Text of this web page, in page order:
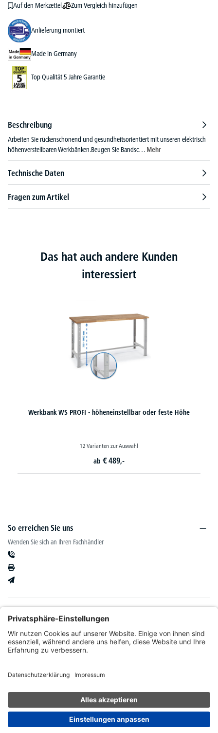
Auf den Merkzettel Zum Vergleich hinzufügen
Anlieferung montiert
Made in Germany
Top Qualität 5 Jahre Garantie
Beschreibung
Arbeiten Sie rückenschonend und gesundheitsorientiert mit unseren elektrisch
höhenverstellbaren Werkbänken.Beugen Sie Bandsc… Mehr
Technische Daten
Fragen zum Artikel
Das hat auch andere Kunden
interessiert
Werkbank WS PROFI - höheneinstellbar oder feste Höhe
12 Varianten zur Auswahl
ab € 489,-
So erreichen Sie uns
Wenden Sie sich an Ihren Fachhändler
Kataloge & mehr
Betriebseinrichtung. Wir behalten uns nach Bonitätsprüfung sowie bei Neukunden die
Wahl der Zahlungsabwicklung vor. Natürlich setzen wir uns mit Ihnen in Verbindung,
* Alle Preise exkl. gesetzl. Mehrwertsteuer zzgl.Versandkostenund ggf.
Nachnahmegebühren, wenn nicht anders angegeben.